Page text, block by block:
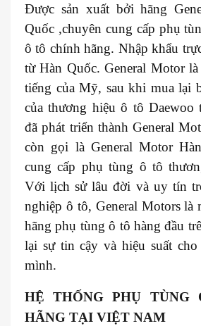
Được sản xuất bởi hãng
Quốc ,chuyên cung cấp phụ
ô tô chính hãng. Nhập khẩu
từ Hàn Quốc. General Motor
tiếng của Mỹ, sau khi mua lại
của thương hiệu ô tô Daewoo
đã phát triển thành General
còn gọi là General Motor
cung cấp phụ tùng ô tô
Với lịch sử lâu đời và uy tín
nghiệp ô tô, General Motors là
hãng phụ tùng ô tô hàng đầu
lại sự tin cậy và hiệu suất cho
mình.
HỆ THỐNG PHỤ TÙNG
HÃNG TẠI VIỆT NAM